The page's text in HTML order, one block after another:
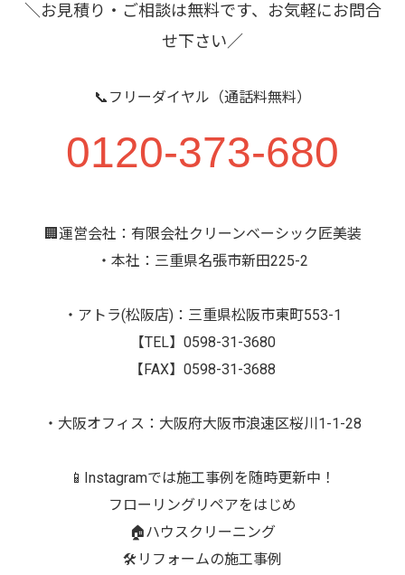
＼お見積り・ご相談は無料です、お気軽にお問合
せ下さい／
📞フリーダイヤル（通話料無料）
0120-373-680
🏢運営会社：有限会社クリーンベーシック匠美装
・本社：三重県名張市新田225-2
・アトラ(松阪店)：三重県松阪市東町553-1
【TEL】0598-31-3680
【FAX】0598-31-3688
・大阪オフィス：大阪府大阪市浪速区桜川1-1-28
📱Instagramでは施工事例を随時更新中！
フローリングリペアをはじめ
🏠ハウスクリーニング
🛠️リフォームの施工事例